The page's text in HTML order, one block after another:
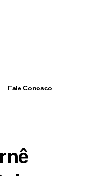
Fale Conosco